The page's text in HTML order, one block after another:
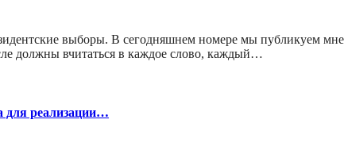
выборы. В сегодняшнем номере мы публикуем
должны вчитаться в каждое слово, каждый…
для реализации…